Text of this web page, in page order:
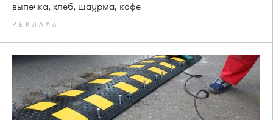
выпечка, хлеб, шаурма, кофе
РЕКЛАМА